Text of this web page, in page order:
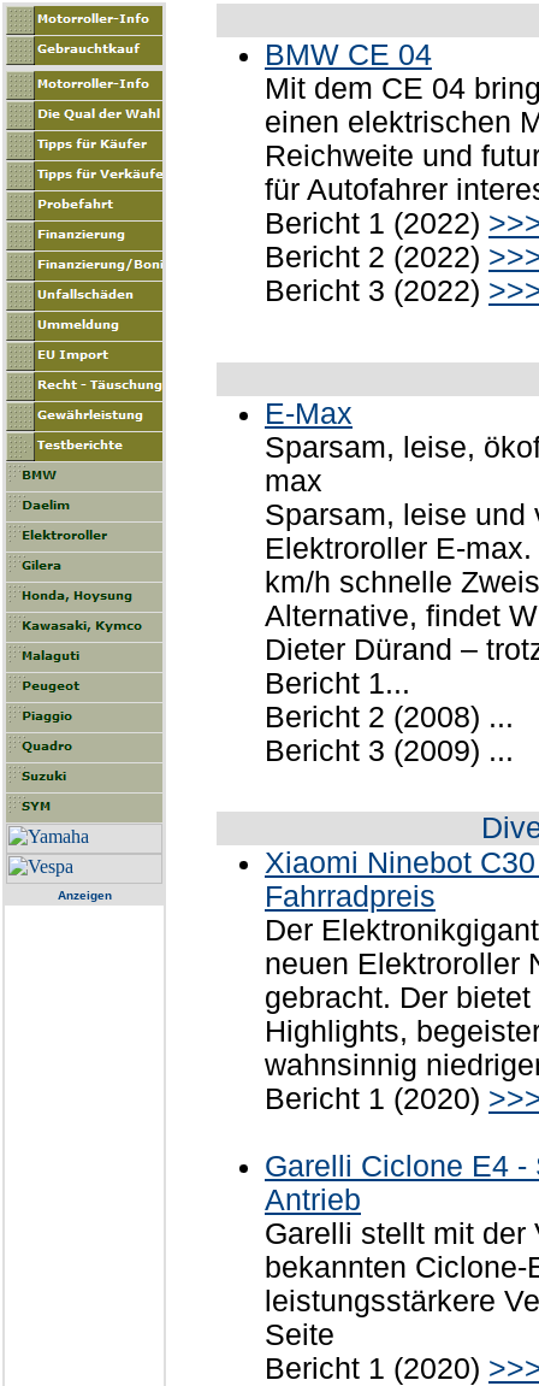
Anzeigen
BMW CE 04
Mit dem CE 04
einen elektrischen
Reichweite und
für Autofahrer
Bericht 1 (2022)
Bericht 2 (2022)
Bericht 3 (2022)
E-Max
Sparsam, leise,
max
Sparsam, leise und
Elektroroller E-
km/h schnelle
Alternative, findet
Dieter Dürand –
Bericht 1...
Bericht 2 (2008) ...
Bericht 3 (2009) ...
Xiaomi Ninebot
Fahrradpreis
Der
neuen Elektroroller
gebracht. Der
Highlights,
wahnsinnig
Bericht 1 (2020)
Garelli Ciclone E4
Antrieb
Garelli stellt mit der
bekannten
leistungsstärkere
Seite
Bericht 1 (2020)